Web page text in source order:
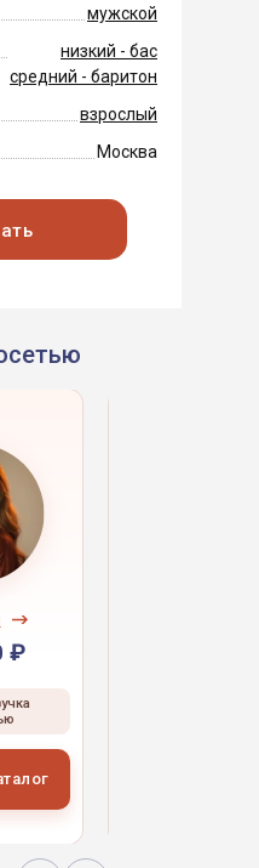
мужской
низкий - бас
средний - баритон
взрослый
Москва
₽